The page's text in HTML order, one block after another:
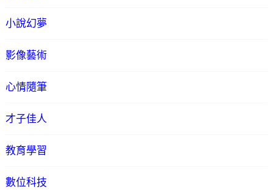
小說幻夢
影像藝術
心情隨筆
才子佳人
教育學習
數位科技